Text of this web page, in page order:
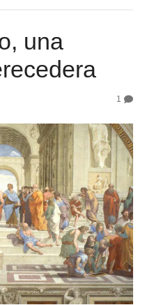
una
1